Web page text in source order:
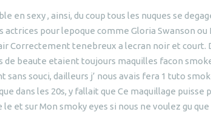
en sexy , ainsi, du coup tous les nuques se
actrices pour lepoque comme Gloria Swanson
Correctement tenebreux a lecran noir et court.
beaute etaient toujours maquilles facon
souci, dailleurs j’ nous avais fera 1 tuto
dans les 20s, y fallait que Ce maquillage puisse
et sur Mon smoky eyes si nous ne voulez gu